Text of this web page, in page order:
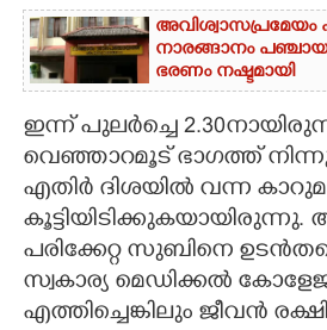
CONTACT US
അവിശ്വാസപ്രമേയം
നാരങ്ങാനം
ഭരണം നഷ്ടമായി
ഇന്ന് പുലർച്ചെ
വെഞ്ഞാറമൂട് ഭാഗത്ത്
എതിർ ദിശയിൽ വന്ന
പരിക്കേറ്റ സുബിനെ
സ്വകാര്യ മെഡിക്കൽ
എത്തിച്ചെങ്കിലും ജീവൻ